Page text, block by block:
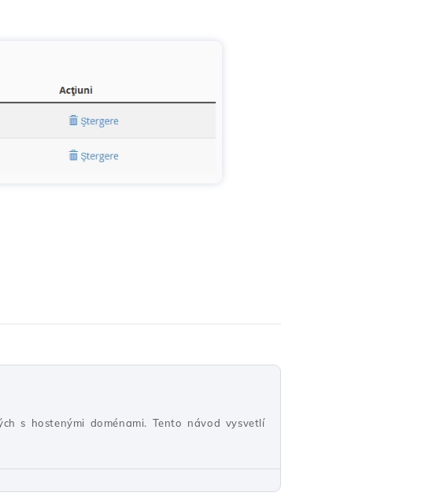
s hostenými doménami. Tento návod vysvetlí